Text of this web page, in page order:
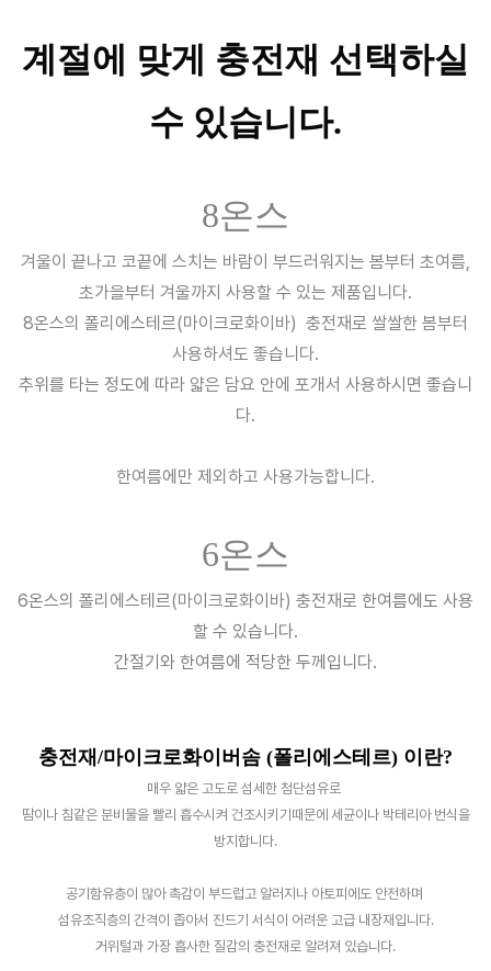
계절에 맞게 충전재 선택하실
수 있습니다.
8온스
겨울이 끝나고 코끝에 스치는 바람이 부드러워지는 봄부터 초여름,
초가을부터 겨울까지 사용할 수 있는 제품입니다.
8온스의 폴리에스테르(마이크로화이바) 충전재로 쌀쌀한 봄부터
사용하셔도 좋습니다.
추위를 타는 정도에 따라 얇은 담요 안에 포개서 사용하시면 좋습니
다.
한여름에만 제외하고 사용가능합니다.
6온스
6온스의 폴리에스테르(마이크로화이바) 충전재로 한여름에도 사용
할 수 있습니다.
간절기와 한여름에 적당한 두께입니다.
충전재/마이크로화이버솜 (폴리에스테르) 이란?
매우 얇은 고도로 섬세한 첨단섬유로
땀이나 침같은 분비물을 빨리 흡수시켜 건조시키기때문에 세균이나 박테리아 번식을
방지합니다.
공기함유층이 많아 촉감이 부드럽고 알러지나 아토피에도 안전하며
섬유조직층의 간격이 좁아서 진드기 서식이 어려운 고급 내장재입니다.
거위털과 가장 흡사한 질감의 충전재로 알려져 있습니다.